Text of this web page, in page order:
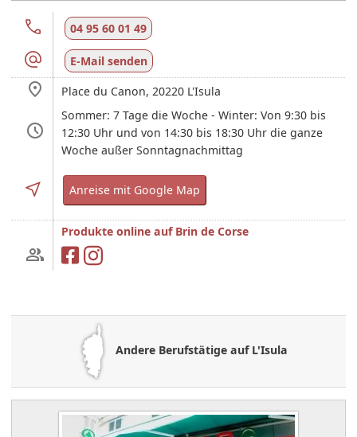
04 95 60 01 49
E-Mail senden
Place du Canon,20220 L'Isula
Sommer: 7 Tage die Woche - Winter: Von 9:30 bis
12:30 Uhr und von 14:30 bis 18:30 Uhr die ganze
Woche außer Sonntagnachmittag
Anreise mit Google Map
Produkte online auf Brin de Corse
Andere Berufstätige auf L'Isula